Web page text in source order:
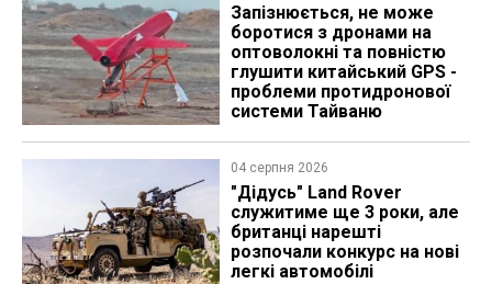
Запізнюється, не може
боротися з дронами на
оптоволокні та повністю
глушити китайський GPS -
проблеми протидронової
системи Тайваню
04 серпня 2026
"Дідусь" Land Rover
служитиме ще 3 роки, але
британці нарешті
розпочали конкурс на нові
легкі автомобілі